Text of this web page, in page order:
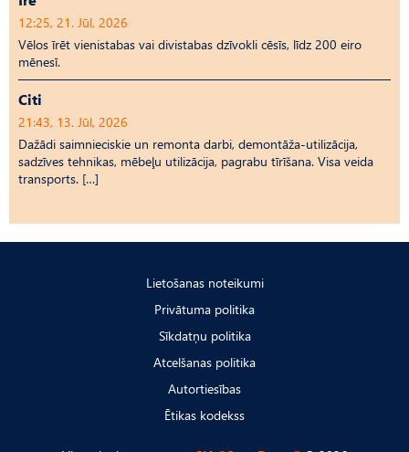
12:25, 21. Jūl, 2026
Vēlos īrēt vienistabas vai divistabas dzīvokli cēsīs, līdz 200 eiro
mēnesī.
Citi
21:43, 13. Jūl, 2026
Dažādi saimnieciskie un remonta darbi, demontāža-utilizācija,
sadzīves tehnikas, mēbeļu utilizācija, pagrabu tīrīšana. Visa veida
transports. […]
Lietošanas noteikumi
Privātuma politika
Sīkdatņu politika
Atcelšanas politika
Autortiesības
Ētikas kodekss